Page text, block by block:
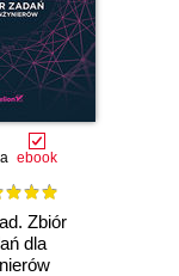
ebook
Zbiór
dla